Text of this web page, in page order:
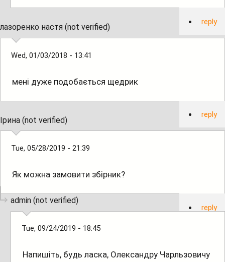
reply
лазоренко настя (not verified)
Wed, 01/03/2018 - 13:41
мені дуже подобається щедрик
reply
Ірина (not verified)
Tue, 05/28/2019 - 21:39
Як можна замовити збірник?
reply
admin (not verified)
Tue, 09/24/2019 - 18:45
Напишіть, будь ласка, Олександру Чарльзовичу